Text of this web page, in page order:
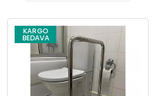
KARGO
BEDAVA